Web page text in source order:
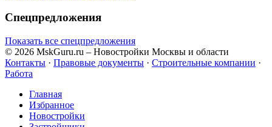
Спецпредложения
Показать все спецпредложения
© 2026 MskGuru.ru – Новостройки Москвы и области
Контакты · Правовые документы · Строительные компании ·
Работа
Главная
Избранное
Новостр ойки